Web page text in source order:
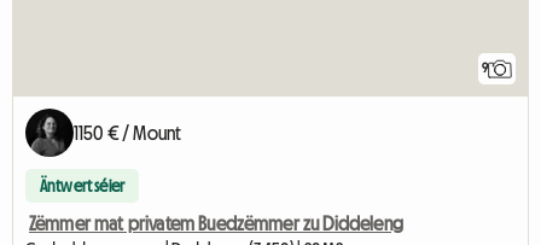
9
1150 € / Mount
Äntwert séier
Zëmmer mat privatem Buedzëmmer zu Diddeleng